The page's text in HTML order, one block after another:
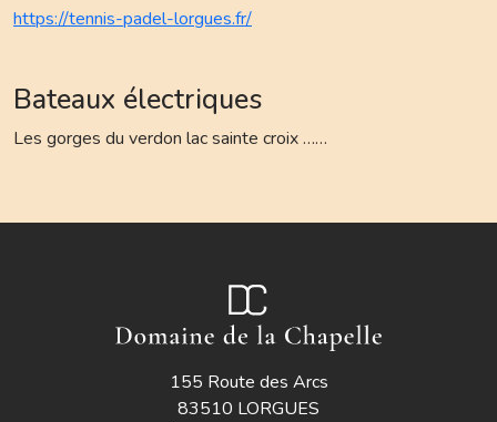
https://tennis-padel-lorgues.fr/
Bateaux électriques
Les gorges du verdon lac sainte croix ……
155 Route des Arcs
83510 LORGUES